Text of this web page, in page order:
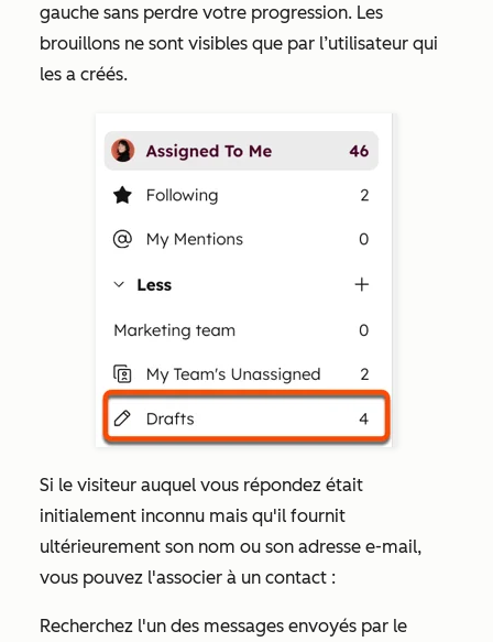
gauche sans perdre votre progression. Les
brouillons ne sont visibles que par l’utilisateur qui
les a créés.
Si le visiteur auquel vous répondez était
initialement inconnu mais qu'il fournit
ultérieurement son nom ou son adresse e-mail,
vous pouvez l'associer à un contact :
Recherchez l'un des messages envoyés par le